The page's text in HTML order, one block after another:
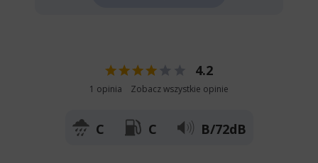
4.2
1 opinia Zobacz wszystkie opinie
C C B/72dB